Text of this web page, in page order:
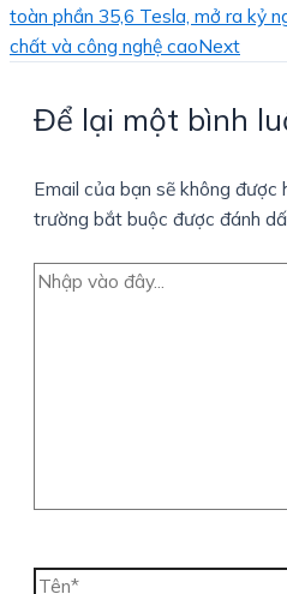
toàn phần 35,6 Tesla, mở ra kỷ
chất và công nghệ caoNext
Để lại một bình
Email của bạn sẽ không được
trường bắt buộc được đánh
Nhập
Tên*